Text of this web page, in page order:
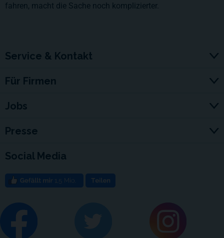
fahren, macht die Sache noch komplizierter.
Service & Kontakt
Für Firmen
Jobs
Presse
Social Media